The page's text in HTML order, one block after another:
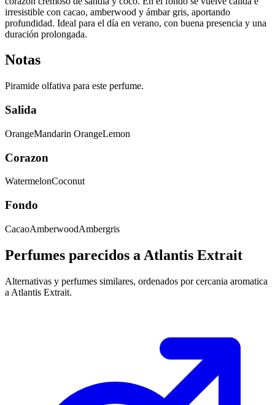
irresistible con cacao, amberwood y ámbar gris, aportando
profundidad. Ideal para el día en verano, con buena presencia y una
duración prolongada.
Notas
Piramide olfativa para este perfume.
Salida
OrangeMandarin OrangeLemon
Corazon
WatermelonCoconut
Fondo
CacaoAmberwoodAmbergris
Perfumes parecidos a Atlantis Extrait
Alternativas y perfumes similares, ordenados por cercania aromatica
a Atlantis Extrait.